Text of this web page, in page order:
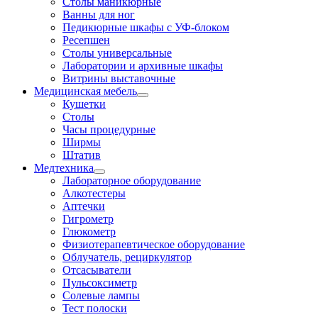
Ванны для ног
Педикюрные шкафы с УФ-блоком
Ресепшен
Столы универсальные
Лаборатории и архивные шкафы
Витрины выставочные
Медицинская мебель
Кушетки
Столы
Часы процедурные
Ширмы
Штатив
Медтехника
Лабораторное оборудование
Алкотестеры
Аптечки
Гигрометр
Глюкометр
Физиотерапевтическое оборудование
Облучатель, рециркулятор
Отсасыватели
Пульсоксиметр
Солевые лампы
Тест полоски